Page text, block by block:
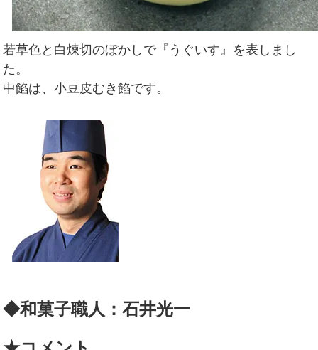
若草色と白煉切のぼかしで『うぐいす』を表しまし
た。
中餡は、小豆皮むき餡です。
◆和菓子職人：石井光一